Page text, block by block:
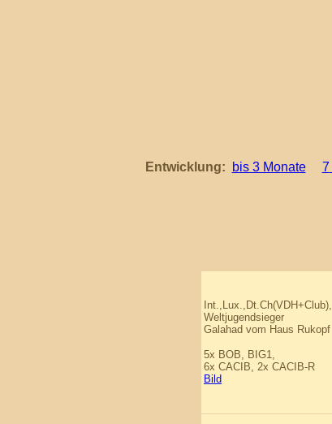
Entwicklung: bis 3 Monate 7
Int.,Lux.,Dt.Ch(VDH+Club),
Weltjugendsieger
Galahad vom Haus Rukopf
5x BOB, BIG1,
6x CACIB, 2x CACIB-R
Bild